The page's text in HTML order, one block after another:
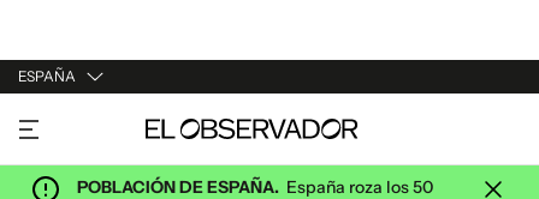
ESPAÑA
URUGUAY
ARGENTINA
POBLACIÓN DE ESPAÑA. España roza los 50